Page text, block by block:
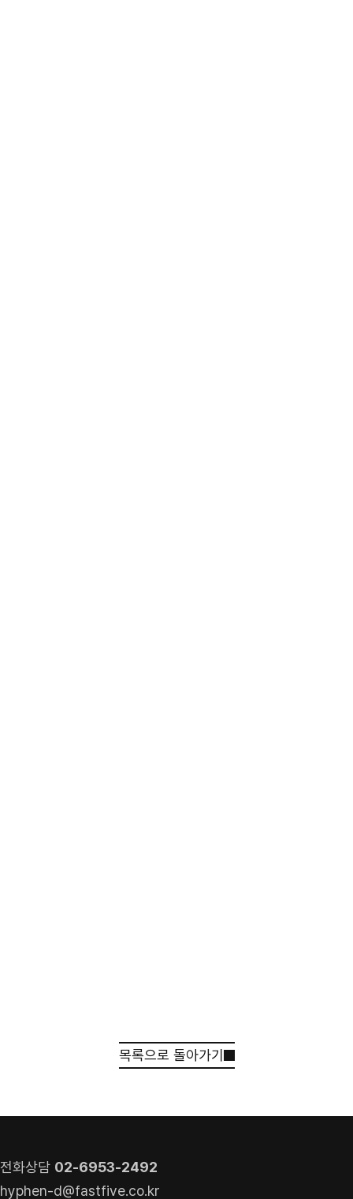
목록으로 돌아가기
전화상담 02-6953-2492
hyphen-d@fastfive.co.kr